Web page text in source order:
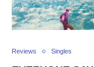
Reviews Singles